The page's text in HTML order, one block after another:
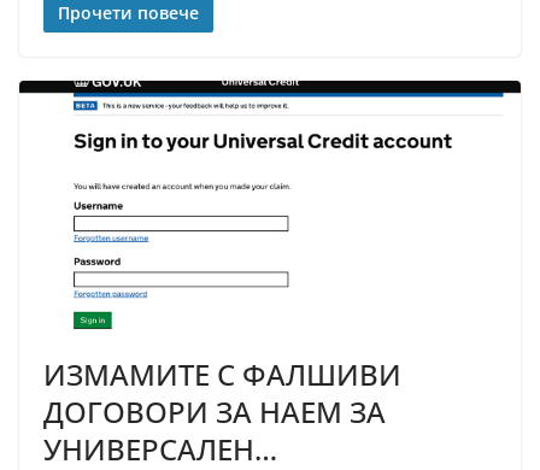
Прочети повече
ИЗМАМИТЕ С ФАЛШИВИ
ДОГОВОРИ ЗА НАЕМ ЗА
УНИВЕРСАЛЕН…